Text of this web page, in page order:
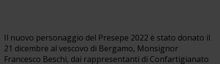
Il nuovo personaggio del Presepe 2022 è stato donato il
21 dicembre al vescovo di Bergamo, Monsignor
Francesco Beschi, dai rappresentanti di Confartigianato